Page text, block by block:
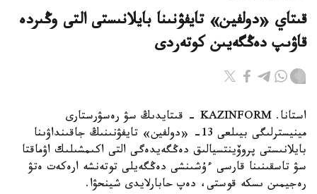
قىتاي «دولفين» تايفۋنىنا بايلانىستى التى وڭىردە
قاۋىپ دەڭگەيىن كوتەردى
استانا. KAZINFORM - قىتايدىڭ سۋ رەسۋرستارى
مينيسترلىگى بيىلعى 13- «دولفين» تايفۋنىنىڭ جاقىنداۋىنا
بايلانىستى پروۆينتسيالىق دەڭگەيدەگى التى اكىمشىلىك اۋماقتا
سۋ تاسقىنىنا قارسى ءۇشىنشى دەڭگەيلى توتەنشە ارەكەت ەتۋ
رەجيمىن ىسكە قوستى، دەپ حابارلايدى شينحۋا.